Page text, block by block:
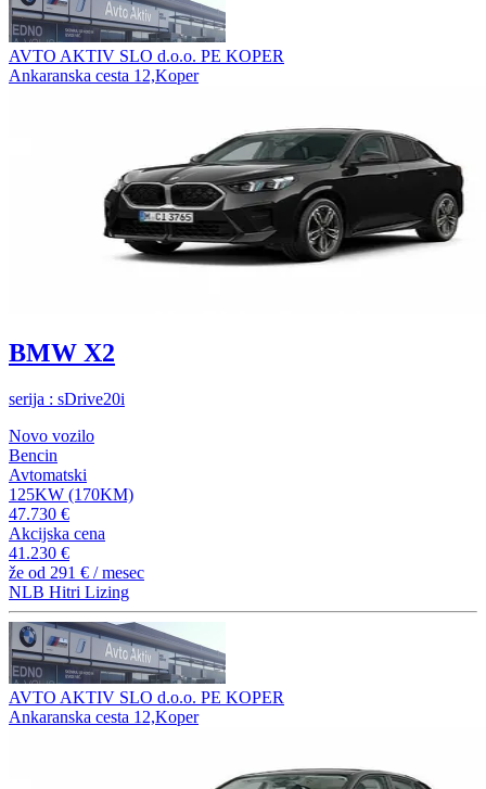
AVTO AKTIV SLO d.o.o. PE KOPER
Ankaranska cesta 12,Koper
BMW X2
serija : sDrive20i
Novo vozilo
Bencin
Avtomatski
125KW (170KM)
47.730 €
Akcijska cena
41.230 €
že od 291 € / mesec
NLB Hitri Lizing
AVTO AKTIV SLO d.o.o. PE KOPER
Ankaranska cesta 12,Koper